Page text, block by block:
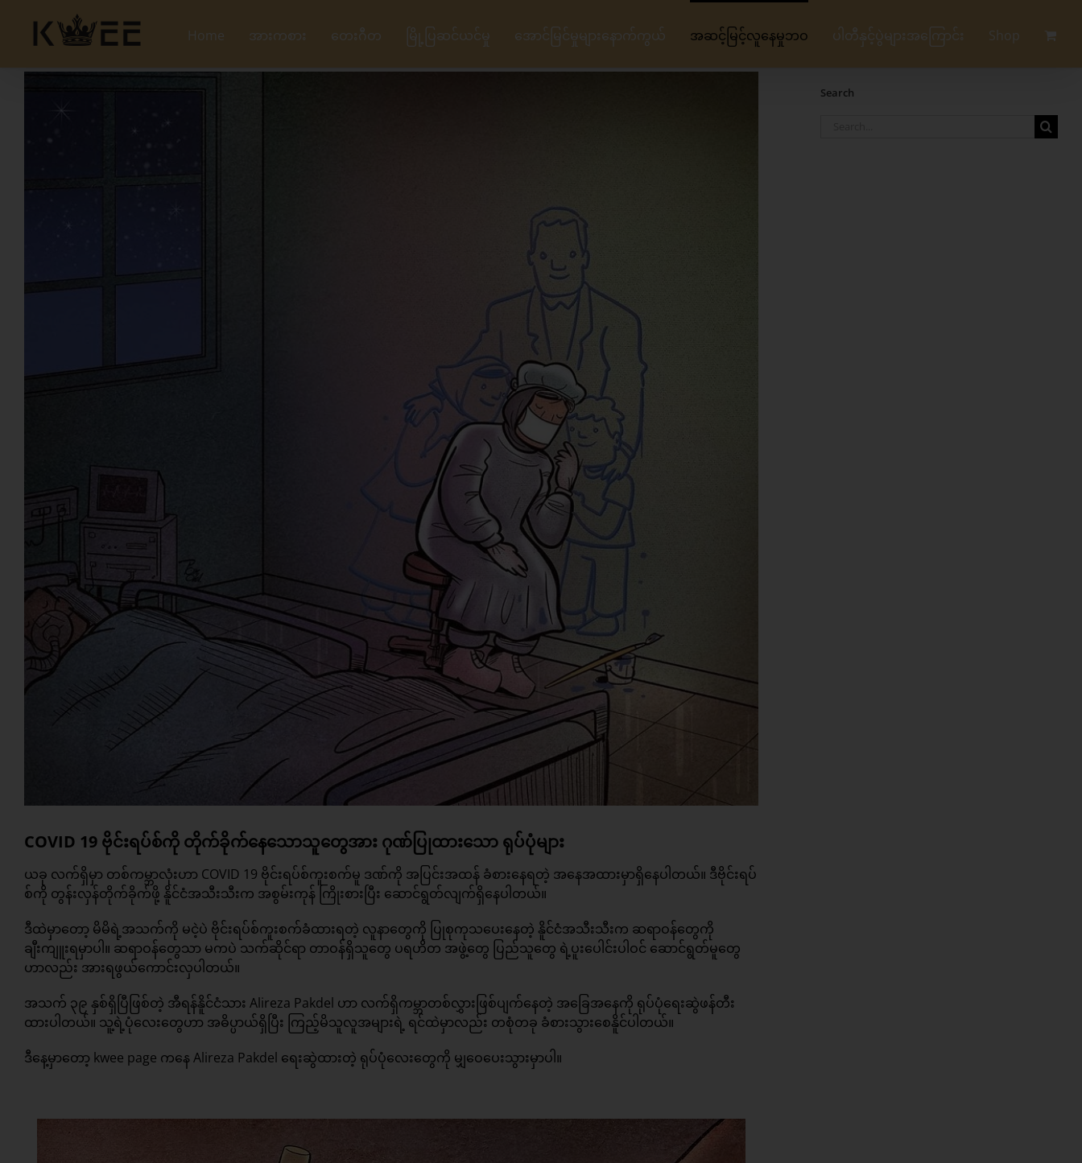
content
Home အားကစား တေးဂီတ မြို့ပြဆင်ယင်မှု အောင်မြင်မှုများနောက်ကွယ် အဆင့်မြင့်လူနေမှုဘဝ ပါတီနှင့်ပွဲများအကြောင်း Shop
COVID 19 ဗိုင်းရပ်စ်ကို တိုက်ခိုက်နေသောသူတွေအား ဂုဏ်ပြုထားသော ရုပ်ပုံများ
ယခု လက်ရှိမှာ တစ်ကမ္ဘာလုံးဟာ COVID 19 ဗိုင်းရပ်စ်ကူးစက်မူ ဒဏ်ကို အပြင်းအထန် ခံစားနေရတဲ့ အနေအထားမှာရှိနေပါတယ်။ ဒီဗိုင်းရပ်
စ်ကို တွန်းလှန်တိုက်ခိုက်ဖို့ နိူင်ငံအသီးသီးက အစွမ်းကုန် ကြိုးစားပြီး ဆောင်ရွတ်လျက်ရှိနေပါတယ်။
ဒီထဲမှာတော့ မိမိရဲ့အသက်ကို မငဲ့ပဲ ဗိုင်းရပ်စ်ကူးစက်ခံထားရတဲ့ လူနာတွေကို ပြုစုကုသပေးနေတဲ့ နိူင်ငံအသီးသီးက ဆရာဝန်တွေကို
ချီးကျူးရမှာပါ။ ဆရာဝန်တွေသာ မကပဲ သက်ဆိုင်ရာ တာဝန်ရှိသူတွေ ပရဟိတ အဖွဲ့တွေ ပြည်သူတွေ ရဲ့ပူးပေါင်းပါဝင် ဆောင်ရွတ်မူတွေ
ဟာလည်း အားရဖွယ်ကောင်းလှပါတယ်။
အသက် ၃၉ နှစ်ရှိပြီဖြစ်တဲ့ အီရန်နိူင်ငံသား Alireza Pakdel ဟာ လက်ရှိကမ္ဘာတစ်လွှားဖြစ်ပျက်နေတဲ့ အခြေအနေကို ရုပ်ပုံရေးဆွဲဖန်တီး
ထားပါတယ်။ သူ့ရဲ့ပုံလေးတွေဟာ အဓိပ္ပာယ်ရှိပြီး ကြည့်မိသူလူအများရဲ့ ရင်ထဲမှာလည်း တစုံတခု ခံစားသွားစေနိူင်ပါတယ်။
ဒီနေ့မှာတော့ kwee page ကနေ Alireza Pakdel ရေးဆွဲထားတဲ့ ရုပ်ပုံလေးတွေကို မျှဝေပေးသွားမှာပါ။
Search